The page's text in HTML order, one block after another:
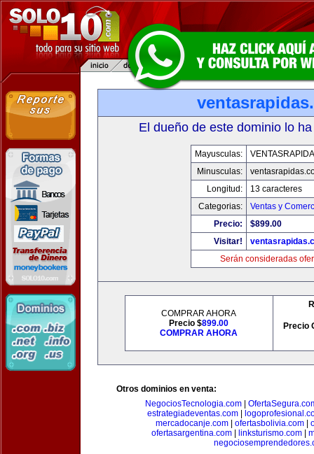
El dueño de este dominio lo
Mayusculas:
Minusculas:
Longitud:
13 caracteres
Categorias:
Ventas y
Precio:
$899.00
Visitar!
Serán consideradas
COMPRAR AHORA
Precio $899.00
COMPRAR AHORA
Precio
Otros dominios en venta:
NegociosTecnologia.com
estrategiadeventas.com|
mercadocanje.com
ofertasbolivia.com
ofertasargentina.com| linksturismo.com|